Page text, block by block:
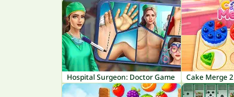
Hospital Surgeon: Doctor Game Cake Merge 2